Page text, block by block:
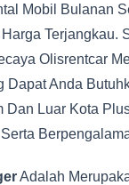
Mobil Bulanan
Terjangkau.
Olisrentcar
Dapat Anda
Dan Luar Kota
Adalah